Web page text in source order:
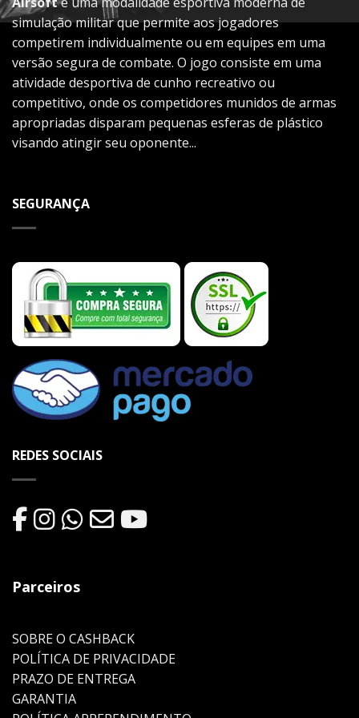
simulação militar que permite aos jogadores
competirem individualmente ou em equipes em uma
versão segura de combate. O jogo consiste em uma
atividade desportiva de cunho recreativo ou
competitivo, onde os competidores munidos de armas
apropriadas disparam pequenas esferas de plástico
visando atingir seu oponente...
SEGURANÇA
REDES SOCIAIS
Parceiros
SOBRE O CASHBACK
POLÍTICA DE PRIVACIDADE
PRAZO DE ENTREGA
GARANTIA